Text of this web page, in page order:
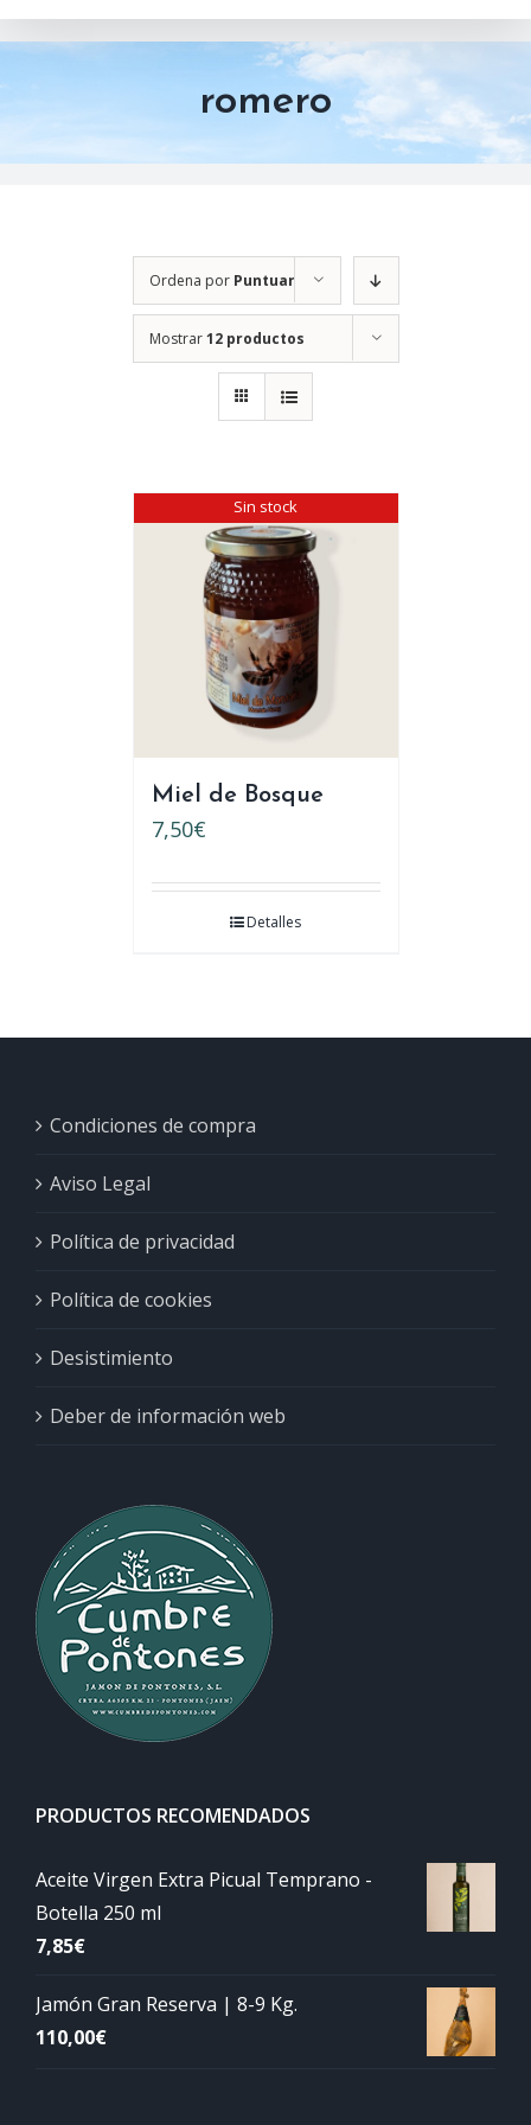
romero
Ordena por Puntuar
Mostrar12 productos
Sin stock
Miel de Bosque
7,50€
Detalles
Condiciones de compra
Aviso Legal
Política de privacidad
Política de cookies
Desistimiento
Deber de información web
PRODUCTOS RECOMENDADOS
Aceite Virgen Extra Picual Temprano -
Botella 250 ml
7,85€
Jamón Gran Reserva | 8-9 Kg.
110,00€